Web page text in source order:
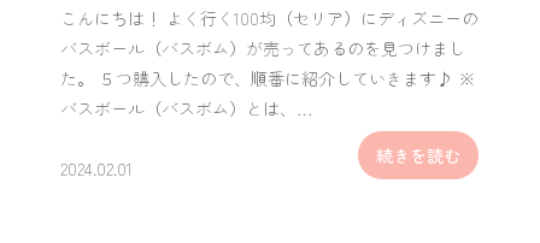
こんにちは！ よく行く100均（セリア）にディズニーの
バスボール（バスボム）が売ってあるのを見つけまし
た。 ５つ購入したので、順番に紹介していきます♪ ※
バスボール（バスボム）とは、…
2024.02.01
続きを読む